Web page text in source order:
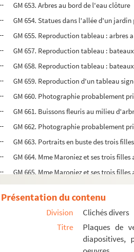
GM 653. Arbres au bord de l'eau clôture
GM 654. Statues dans l'allée d'un
GM 655. Reproduction tableau : arbres
GM 657. Reproduction tableau :
GM 658. Reproduction tableau :
GM 659. Reproduction d'un tableau
GM 660. Photographie probablement
GM 661. Buissons fleuris au milieu
GM 662. Photographie probablement
GM 663. Portraits en buste des trois
GM 664. Mme Maroniez et ses trois
GM 665. Mme Maroniez et ses trois
GM 666. Mme Maroniez assise sur un
GM 667. Fille (probablement celle de
GM 668. Mme Maroniez accoudée à
GM 669. Femme et enfant au pied d'un
GM 670. Petite fille au bord d'un canal
Présentation du contenu
Division
Clichés divers
Titre
Plaques de
diapositives,